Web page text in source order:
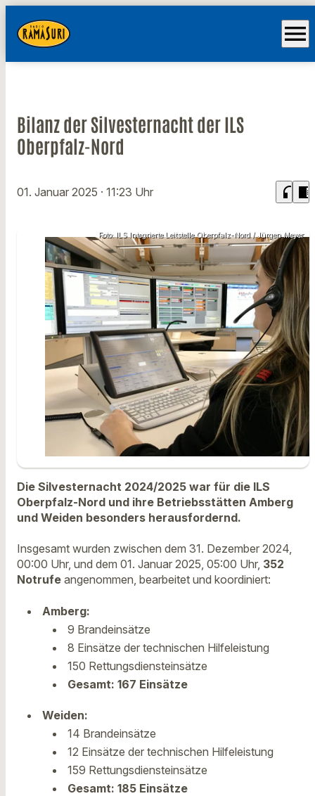
menu
Bilanz der Silvesternacht der ILS
Oberpfalz-Nord
01. Januar 2025 · 11:23 Uhr headphones chrome_reader_mode
Foto: ILS Integrierte Leitstelle Oberpfalz-Nord / Jürgen Meyer
Die Silvesternacht 2024/2025 war für die ILS
Oberpfalz-Nord und ihre Betriebsstätten Amberg
und Weiden besonders herausfordernd.
Insgesamt wurden zwischen dem 31. Dezember 2024,
00:00 Uhr, und dem 01. Januar 2025, 05:00 Uhr, 352
Notrufe angenommen, bearbeitet und koordiniert:
Amberg:
9 Brandeinsätze
8 Einsätze der technischen Hilfeleistung
150 Rettungsdiensteinsätze
Gesamt: 167 Einsätze
Weiden:
14 Brandeinsätze
12 Einsätze der technischen Hilfeleistung
159 Rettungsdiensteinsätze
Gesamt: 185 Einsätze